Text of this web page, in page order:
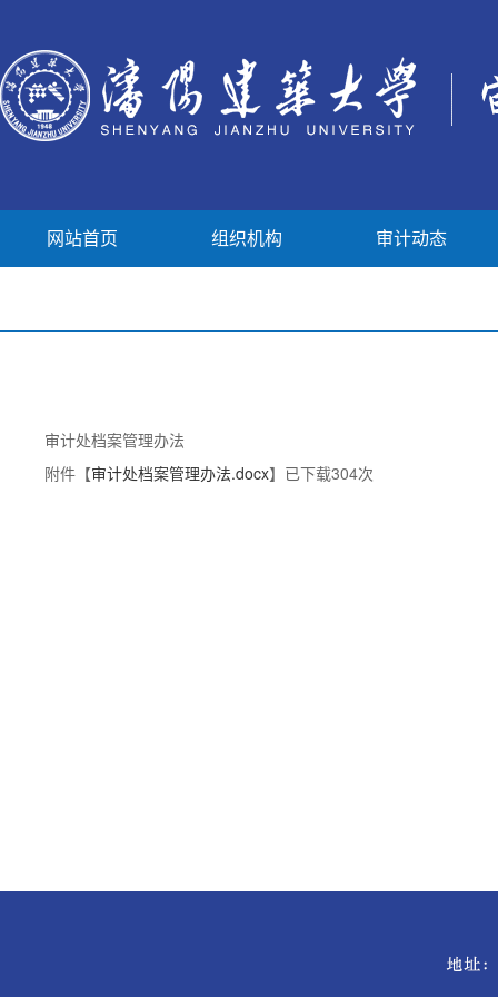
网站首页 组织机构 审计动态
审计处档案管理办法
附件【审计处档案管理办法.docx】已下载304次